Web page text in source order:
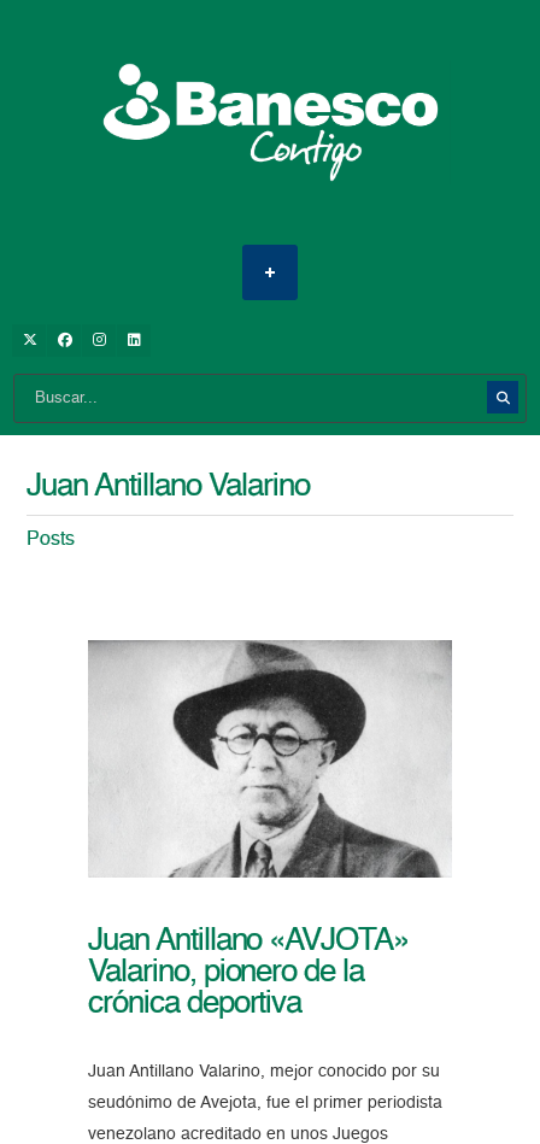
Juan Antillano Valarino
Posts
Juan Antillano «AVJOTA»
Valarino, pionero de la
crónica deportiva
Juan Antillano Valarino, mejor conocido por su
seudónimo de Avejota, fue el primer periodista
venezolano acreditado en unos Juegos